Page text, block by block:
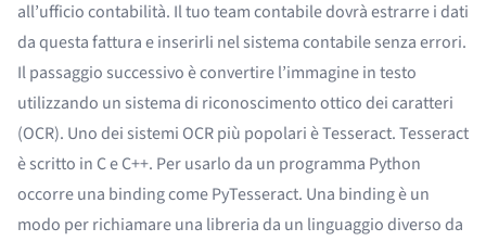
all’ufficio contabilità. Il tuo team contabile dovrà estrarre i dati
da questa fattura e inserirli nel sistema contabile senza errori.
Il passaggio successivo è convertire l’immagine in testo
utilizzando un sistema di riconoscimento ottico dei caratteri
(OCR). Uno dei sistemi OCR più popolari è Tesseract. Tesseract
è scritto in C e C++. Per usarlo da un programma Python
occorre una binding come PyTesseract. Una binding è un
modo per richiamare una libreria da un linguaggio diverso da